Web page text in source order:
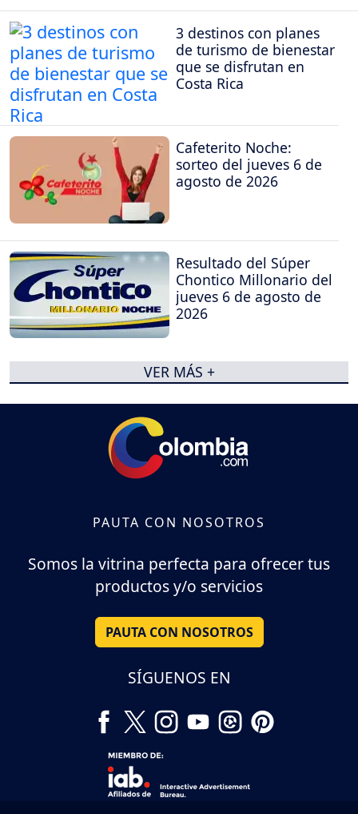
3 destinos con planes
de turismo de bienestar
que se disfrutan en
Costa Rica
Cafeterito Noche:
sorteo del jueves 6 de
agosto de 2026
Resultado del Súper
Chontico Millonario del
jueves 6 de agosto de
2026
VER MÁS +
PAUTA CON NOSOTROS
Somos la vitrina perfecta para ofrecer tus
productos y/o servicios
PAUTA CON NOSOTROS
SÍGUENOS EN